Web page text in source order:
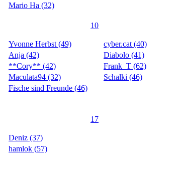
Mario Ha (32)
10
Yvonne Herbst (49)
Anja (42)
**Cory** (42)
Maculata94 (32)
Fische sind Freunde (46)
cyber.cat (40)
Diabolo (41)
Frank_T (62)
Schalki (46)
17
Deniz (37)
hamlok (57)